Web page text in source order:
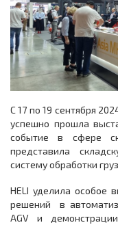
С 17 по 19 сентября
успешно прошла
событие в сфере
представила
систему обработки
HELI уделила особое
решений в
AGV и